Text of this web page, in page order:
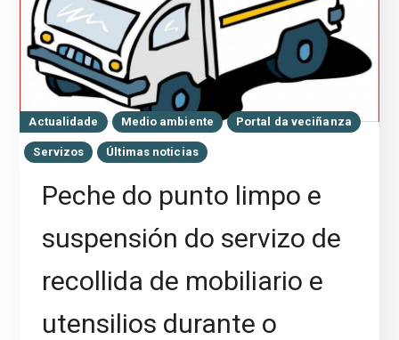
Actualidade Medio ambiente Portal da veciñanza
Servizos Últimas noticias
Peche do punto limpo e
suspensión do servizo de
recollida de mobiliario e
utensilios durante o